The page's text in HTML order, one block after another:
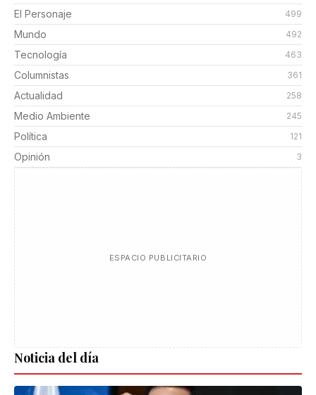
El Personaje 499
Mundo 492
Tecnología 463
Columnistas 361
Actualidad 258
Medio Ambiente 245
Política 121
Opinión 3
ESPACIO PUBLICITARIO
Noticia del día